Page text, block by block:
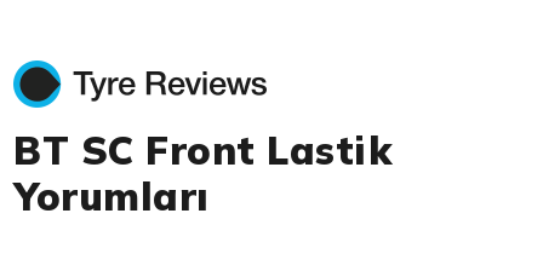
BT SC Front Lastik
Yorumları